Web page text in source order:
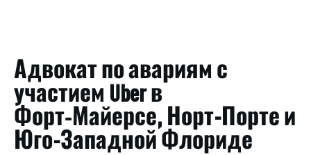
Адвокат по авариям с
участием Uber в
Форт‑Майерсе, Норт-Порте и
Юго-Западной Флориде